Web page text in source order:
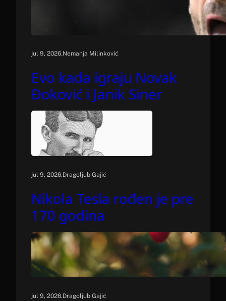
jul 9, 2026.Nemanja Milinković
Evo kada igraju Novak
Đoković i Janik Siner
jul 9, 2026.Dragoljub Gajić
Nikola Tesla rođen je pre
170 godina
jul 9, 2026.Dragoljub Gajić